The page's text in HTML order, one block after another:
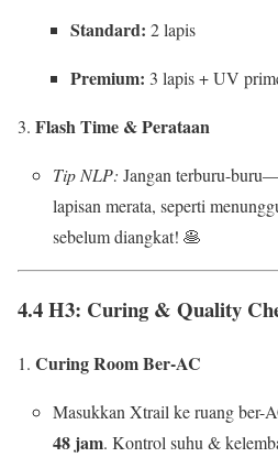
Standard: 2 lapis
Premium: 3 lapis + UV
Flash Time & Perataan
Tip NLP: Jangan terburu-
lapisan merata, seperti
sebelum diangkat! 🥞
4.4 H3: Curing & Quality
Curing Room Ber-AC
Masukkan Xtrail ke ruang ber-
48 jam. Kontrol suhu &